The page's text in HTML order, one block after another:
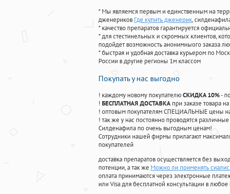
* Мы являемся первым и единственным на
дженериков Где купить дженерик,
* качество препаратов гарантируется
* для стестинельных и скромных клиентов,
подойдет возможность анонимныого заказа
* быстрая и удобная доставка курьером по
России в другие регионы 1м классом
Покупать у нас выгодно
! каждому новому покупателюСКИДКА 10%-
! БЕСПЛАТНАЯ ДОСТАВКА при заказе товара
! оптовым покупателям СПЕЦИАЛЬНЫЕ цены на
! так же у нас постоянно проводятся
Силденафила по очень выгодным ценам!
Cотрудники нашей фирмы прилагают
покупателей
доставка препаратов осуществляется без
потенции, а так же Можно ли применять
оплата принимаются через электронные
или Visa для бесплатной консультации в